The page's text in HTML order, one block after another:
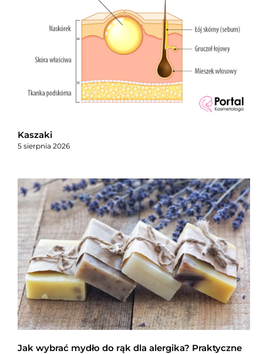
Kaszaki
5 sierpnia 2026
Jak wybrać mydło do rąk dla alergika? Praktyczne